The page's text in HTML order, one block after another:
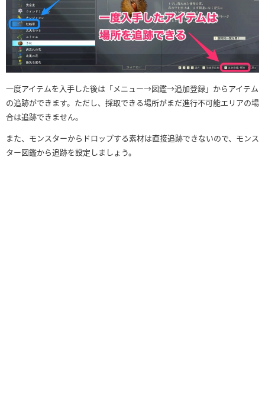
一度アイテムを入手した後は「メニュー→図鑑→追加登録」からアイテム
の追跡ができます。ただし、採取できる場所がまだ進行不可能エリアの場
合は追跡できません。
また、モンスターからドロップする素材は直接追跡できないので、モンス
ター図鑑から追跡を設定しましょう。